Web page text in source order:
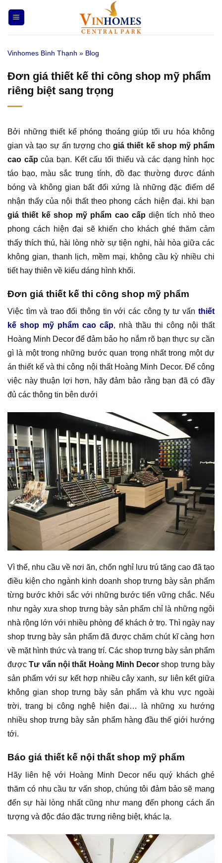
qua
nội
Vinhomes Bình Thạnh » Blog
Đơn giá thiết kế thi công shop mỹ phẩm
riêng biệt sang trọng
Bởi những thiết kế phóng thoáng giúp tối ưu hóa không
gian và tạo sự ấn tượng chogiá thiết kế shop mỹ phẩm
cao cấp của bạn. Kết cấu tối thiểu và các dạng hình học
táo bạo, màu sắc trung tính, đồ đạc thường được đánh
bóng và không gian bất đối xứng là những đặc điểm dể
nhận thấy của nội thất theo phong cách hiện đại. khi bạn
giá thiết kế shop mỹ phẩm cao cấp diện tích nhỏ theo
phong cách hiện đại sẽ khiến cho khách ghé thăm cảm
thấy thích thú, hài lòng nhờ sự tiện nghi, hài hòa giữa các
không gian, thanh lịch, mềm mại, không cầu kỳ nhiều chi
tiết hay thiên về kiểu dáng hình khối.
Đơn giá thiết kế thi công shop mỹ phẩm
Việc tìm và trao đổi thông tin với các công ty tư vấn thiết
kế shop mỹ phẩm cao cấp, nhà thầu thi công nội thất
Hoàng Minh Decor để đảm bảo họ nắm rõ bạn thực sự cần
gì là một trong những bước quan trọng nhất trong một dự
án thiết kế và thi công nội thất Hoàng Minh Decor. Để công
việc này thuận lợi hơn, hãy đảm bảo rằng bạn đã có đầy
đủ các thông tin bên dưới
Vì thế, nhu cầu về nơi ăn, chốn nghỉ lưu trú tăng cao đã tạo
điều kiện cho ngành kinh doanh shop trưng bày sản phẩm
từng bước khởi sắc với những bước tiến vững chắc. Nếu
như ngày xưa shop trưng bày sản phẩm chỉ là những ngôi
nhà rộng lớn với nhiều phòng để khách ở trọ. Thì ngày nay
shop trưng bày sản phẩm đã được chăm chút kĩ càng hơn
về mặt hình thức và trang trí. Các shop trưng bày sản phẩm
đượcTư vấn nội thất Hoàng Minh Decor shop trưng bày
sản phẩm với sự kết hợp nhiều cây xanh, sự liên kết giữa
không gian shop trưng bày sản phẩm và khu vực ngoài
trời, trang bị công nghệ hiện đại… là những xu hướng
nhiều shop trưng bày sản phẩm hàng đầu thế giới hướng
tới.
Báo giá thiết kế nội thất shop mỹ phẩm
Hãy liên hệ với Hoàng Minh Decor nếu quý khách ghé
thăm có nhu cầu tư vấn shop, chúng tôi đảm bảo sẽ mang
đến sự hài lòng nhất cũng như mang đến phong cách ấn
tượng và độc đáo đặc trưng riêng biệt, khác lạ.